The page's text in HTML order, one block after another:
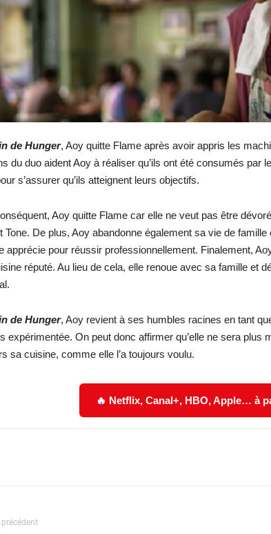
de Hunger, Aoy quitte Flame après avoir appris les
du duo aident Aoy à réaliser qu’ils ont été consumés par
s’assurer qu’ils atteignent leurs objectifs.
Aoy quitte Flame car elle ne veut pas être
Tone. De plus, Aoy abandonne également sa vie de
apprécie pour réussir professionnellement. Finalement,
réputé. Au lieu de cela, elle renoue avec sa famille et
de Hunger, Aoy revient à ses humbles racines en tant
expérimentée. On peut donc affirmer qu’elle ne sera plus
sa cuisine, comme elle l’a toujours voulu.
🔥 Netflix, Canal+, HBO, Apple… à